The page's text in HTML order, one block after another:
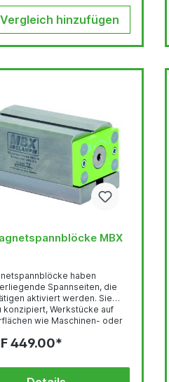
ausgerichtete Magnetfeld
erlaubt...
hinzufügen
MBX
haben
Spannseiten, die
aktiviert werden. Sie
konzipiert, Werkstücke auf
wie Maschinen- oder
Werkstücke zu spannen,
der Schaltwelle
verbunden werden. Die
449.00*